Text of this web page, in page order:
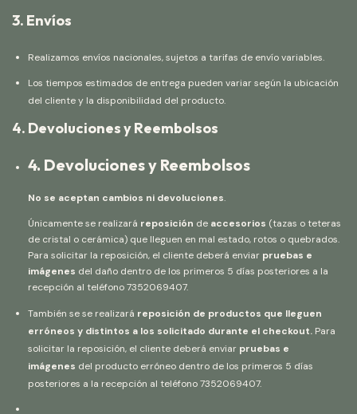
3. Envíos
Realizamos envíos nacionales, sujetos a tarifas de envío variables.
Los tiempos estimados de entrega pueden variar según la ubicación
del cliente y la disponibilidad del producto.
4. Devoluciones y Reembolsos
4. Devoluciones y Reembolsos
No se aceptan cambios ni devoluciones.
Únicamente se realizará reposición de accesorios (tazas o teteras
de cristal o cerámica) que lleguen en mal estado, rotos o quebrados.
Para solicitar la reposición, el cliente deberá enviar pruebas e
imágenes del daño dentro de los primeros 5 días posteriores a la
recepción al teléfono 7352069407.
También se se realizará reposición de productos que lleguen
erróneos y distintos a los solicitado durante el checkout. Para
solicitar la reposición, el cliente deberá enviar pruebas e
imágenes del producto erróneo dentro de los primeros 5 días
posteriores a la recepción al teléfono 7352069407.